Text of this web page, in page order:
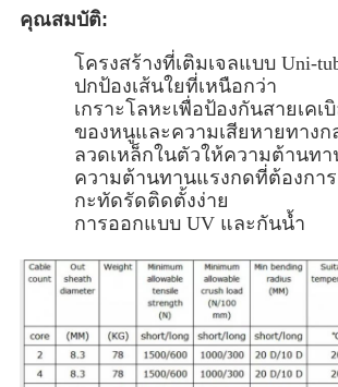
คุณสมบัติ:
โครงสร้างที่เติมเจลแบบ Uni-
ปกป้องเส้นใยที่เหนือกว่า
เกราะโลหะเพื่อป้องกันสายเคเ
ของหนูและความเสียหายทางก
ลวดเหล็กในตัวให้ความต้านทา
ความต้านทานแรงกดที่ต้องการ
กะทัดรัดติดตั้งง่าย
การออกแบบ UV และกันน้ำ